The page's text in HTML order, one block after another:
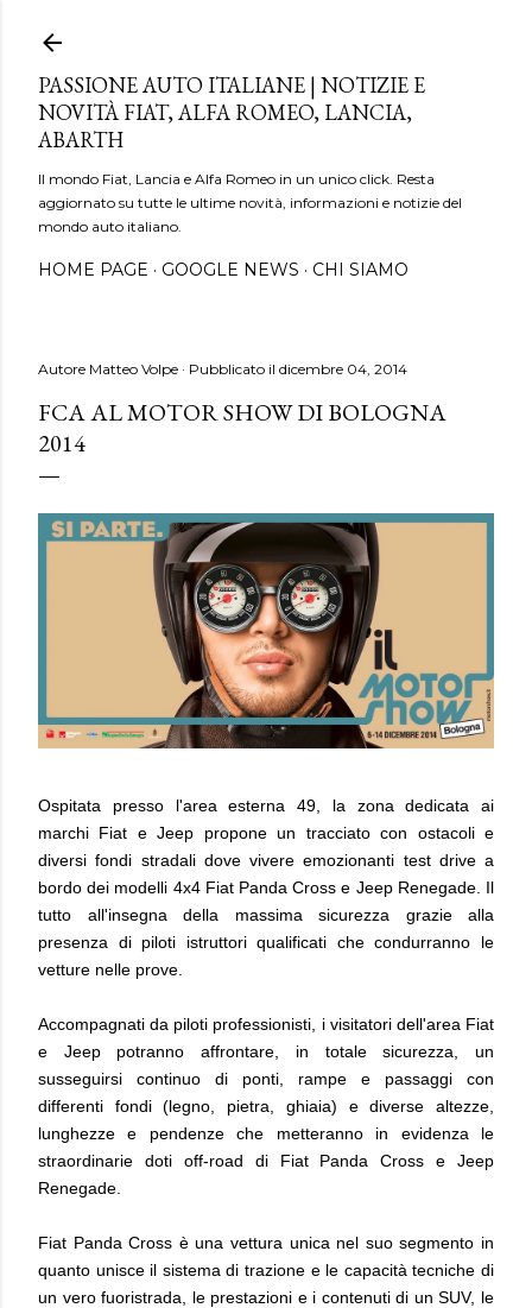
PASSIONE AUTO ITALIANE | NOTIZIE E
NOVITÀ FIAT, ALFA ROMEO, LANCIA,
ABARTH
Il mondo Fiat, Lancia e Alfa Romeo in un unico click. Resta
aggiornato su tutte le ultime novità, informazioni e notizie del
mondo auto italiano.
HOME PAGE GOOGLE NEWS CHI SIAMO
Autore Matteo Volpe Pubblicato il dicembre 04, 2014
FCA AL MOTOR SHOW DI BOLOGNA
2014
Ospitata presso l'area esterna 49, la zona dedicata ai
marchi Fiat e Jeep propone un tracciato con ostacoli e
diversi fondi stradali dove vivere emozionanti test drive a
bordo dei modelli 4x4 Fiat Panda Cross e Jeep Renegade. Il
tutto all'insegna della massima sicurezza grazie alla
presenza di piloti istruttori qualificati che condurranno le
vetture nelle prove.
Accompagnati da piloti professionisti, i visitatori dell'area Fiat
e Jeep potranno affrontare, in totale sicurezza, un
susseguirsi continuo di ponti, rampe e passaggi con
differenti fondi (legno, pietra, ghiaia) e diverse altezze,
lunghezze e pendenze che metteranno in evidenza le
straordinarie doti off-road di Fiat Panda Cross e Jeep
Renegade.
Fiat Panda Cross è una vettura unica nel suo segmento in
quanto unisce il sistema di trazione e le capacità tecniche di
un vero fuoristrada, le prestazioni e i contenuti di un SUV, le